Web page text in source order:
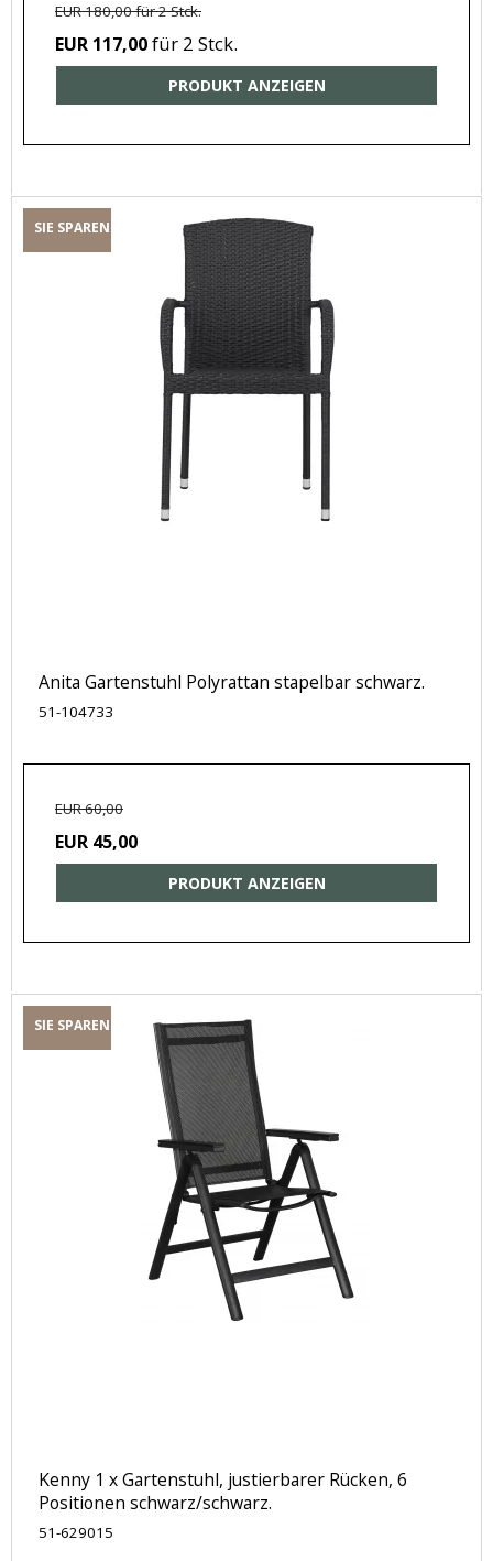
EUR 180,00 für 2 Stck.
EUR 117,00für 2 Stck.
PRODUKT ANZEIGEN
SIE SPAREN
Anita Gartenstuhl Polyrattan stapelbar schwarz.
51-104733
EUR 60,00
EUR 45,00
PRODUKT ANZEIGEN
SIE SPAREN
Kenny 1 x Gartenstuhl, justierbarer Rücken, 6
Positionen schwarz/schwarz.
51-629015